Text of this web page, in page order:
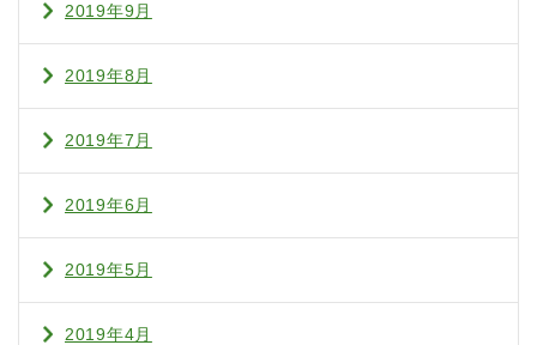
2019年9月
2019年8月
2019年7月
2019年6月
2019年5月
2019年4月